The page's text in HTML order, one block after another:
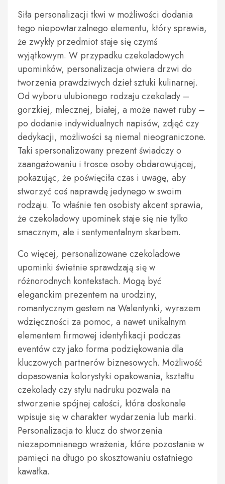
Siła personalizacji tkwi w możliwości dodania
tego niepowtarzalnego elementu, który sprawia,
że zwykły przedmiot staje się czymś
wyjątkowym. W przypadku czekoladowych
upominków, personalizacja otwiera drzwi do
tworzenia prawdziwych dzieł sztuki kulinarnej.
Od wyboru ulubionego rodzaju czekolady –
gorzkiej, mlecznej, białej, a może nawet ruby –
po dodanie indywidualnych napisów, zdjęć czy
dedykacji, możliwości są niemal nieograniczone.
Taki spersonalizowany prezent świadczy o
zaangażowaniu i trosce osoby obdarowującej,
pokazując, że poświęciła czas i uwagę, aby
stworzyć coś naprawdę jedynego w swoim
rodzaju. To właśnie ten osobisty akcent sprawia,
że czekoladowy upominek staje się nie tylko
smacznym, ale i sentymentalnym skarbem.
Co więcej, personalizowane czekoladowe
upominki świetnie sprawdzają się w
różnorodnych kontekstach. Mogą być
eleganckim prezentem na urodziny,
romantycznym gestem na Walentynki, wyrazem
wdzięczności za pomoc, a nawet unikalnym
elementem firmowej identyfikacji podczas
eventów czy jako forma podziękowania dla
kluczowych partnerów biznesowych. Możliwość
dopasowania kolorystyki opakowania, kształtu
czekolady czy stylu nadruku pozwala na
stworzenie spójnej całości, która doskonale
wpisuje się w charakter wydarzenia lub marki.
Personalizacja to klucz do stworzenia
niezapomnianego wrażenia, które pozostanie w
pamięci na długo po skosztowaniu ostatniego
kawałka.